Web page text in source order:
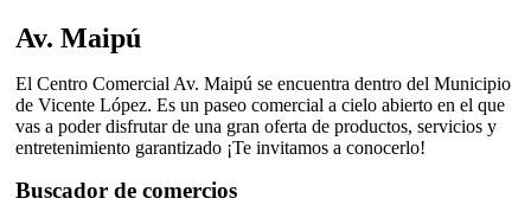
Av. Maipú
El Centro Comercial Av. Maipú se encuentra dentro del Municipio
de Vicente López. Es un paseo comercial a cielo abierto en el que
vas a poder disfrutar de una gran oferta de productos, servicios y
entretenimiento garantizado ¡Te invitamos a conocerlo!
Buscador de comercios